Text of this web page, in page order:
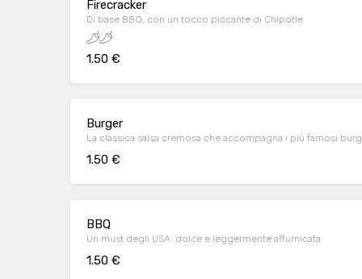
Firecracker
Di base BBQ, con un tocco piccante di Chipotle
1.50 €
Burger
La classica salsa cremosa che accompagna i più famosi
1.50 €
BBQ
Un must degli USA: dolce e leggermente affumicata
1.50 €